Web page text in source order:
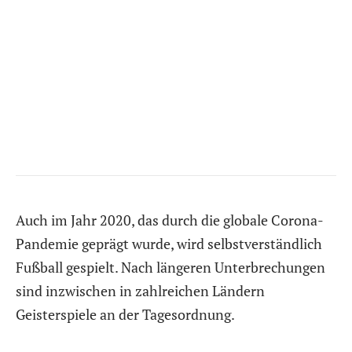
Auch im Jahr 2020, das durch die globale Corona-
Pandemie geprägt wurde, wird selbstverständlich
Fußball gespielt. Nach längeren Unterbrechungen
sind inzwischen in zahlreichen Ländern
Geisterspiele an der Tagesordnung.